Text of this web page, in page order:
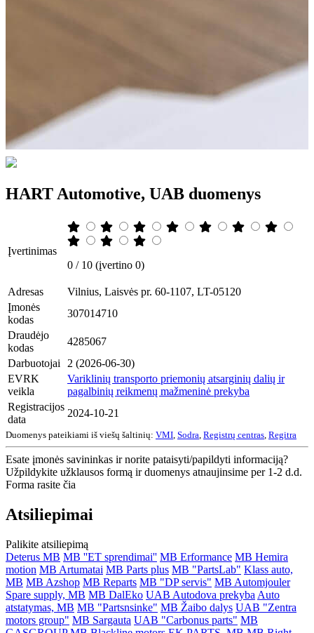
HART Automotive, UAB duomenys
Įvertinimas
0 / 10 (įvertino 0)
Adresas
Vilnius, Laisvės pr. 60-1107, LT-05120
Įmonės
kodas
307014710
Draudėjo
kodas
4285067
Darbuotojai
2 (2026-06-30)
EVRK
veikla
Variklinių transporto priemonių atsarginių dalių ir
pagalbinių reikmenų mažmeninė prekyba
Registracijos
data
2024-10-21
Duomenys pateikiami iš viešų šaltinių: VMI Sodra Registrų centras Regitra
Esate įmonės savininkas ir norite pataisyti/papildyti informaciją?
Užpildykite užklausos formą ir duomenys atnaujinsime per 1-2 d.d.
Forma rasite čia
Atsiliepimai
Palikite atsiliepimą
Deterus MB MB ''ET sprendimai'' MB Erformance MB Hemira
motion MB Artumatai MB Parts plus MB "PartsLab" Klass auto,
MB MB Azshop MB Reparts MB "DP servis" MB Automjouler
Spare supply, MB MB DalEko UAB Autodova prekyba Auto
atstatymas, MB MB "Partsnsinke" MB Žaibo dalys UAB "Zentra
motors group" MB Sargauta UAB "Carbonus parts" MB